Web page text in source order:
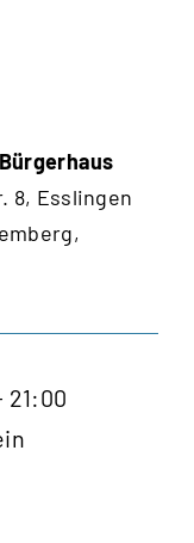
8, Esslingen
21:00